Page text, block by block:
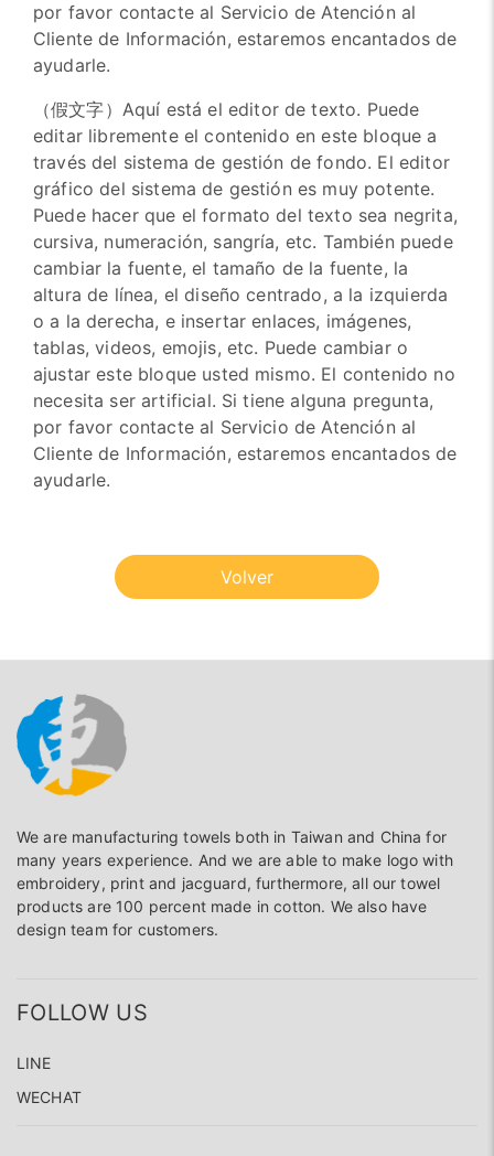
por favor contacte al Servicio de Atención al
Cliente de Información, estaremos encantados de
ayudarle.
（假文字）Aquí está el editor de texto. Puede
editar libremente el contenido en este bloque a
través del sistema de gestión de fondo. El editor
gráfico del sistema de gestión es muy potente.
Puede hacer que el formato del texto sea negrita,
cursiva, numeración, sangría, etc. También puede
cambiar la fuente, el tamaño de la fuente, la
altura de línea, el diseño centrado, a la izquierda
o a la derecha, e insertar enlaces, imágenes,
tablas, videos, emojis, etc. Puede cambiar o
ajustar este bloque usted mismo. El contenido no
necesita ser artificial. Si tiene alguna pregunta,
por favor contacte al Servicio de Atención al
Cliente de Información, estaremos encantados de
ayudarle.
Volver
We are manufacturing towels both in Taiwan and China for
many years experience. And we are able to make logo with
embroidery, print and jacguard, furthermore, all our towel
products are 100 percent made in cotton. We also have
design team for customers.
FOLLOW US
LINE
WECHAT